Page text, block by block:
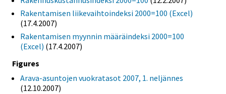
Rakentamisen liikevaihtoindeksi 2000=100 (Excel)
(17.4.2007)
Rakentamisen myynnin määräindeksi 2000=100
(Excel) (17.4.2007)
Figures
Arava-asuntojen vuokratasot 2007, 1. neljännes
(12.10.2007)